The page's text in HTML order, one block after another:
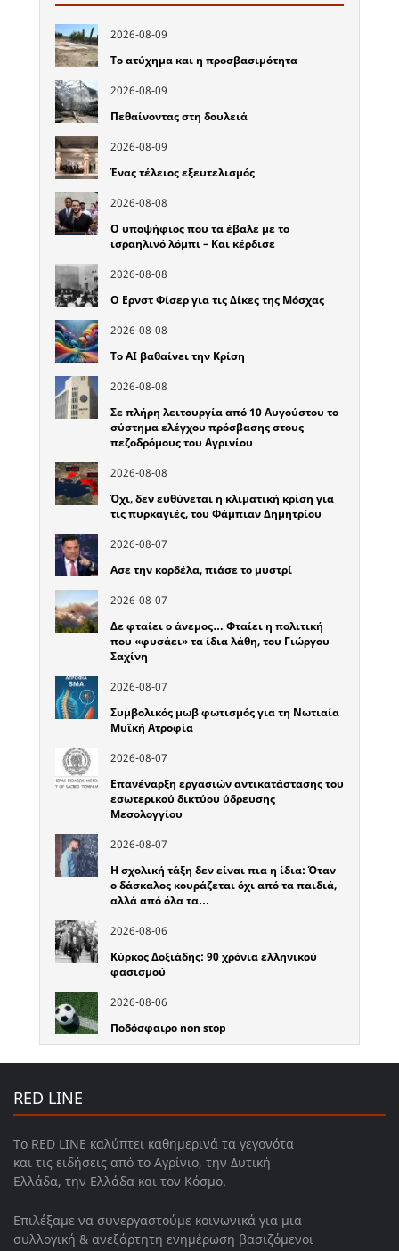
2026-08-09
Το ατύχημα και η προσβασιμότητα
2026-08-09
Πεθαίνοντας στη δουλειά
2026-08-09
Ένας τέλειος εξευτελισμός
2026-08-08
Ο υποψήφιος που τα έβαλε με το
ισραηλινό λόμπι – Και κέρδισε
2026-08-08
Ο Ερνστ Φίσερ για τις Δίκες της Μόσχας
2026-08-08
Το ΑΙ βαθαίνει την Κρίση
2026-08-08
Σε πλήρη λειτουργία από 10 Αυγούστου το
σύστημα ελέγχου πρόσβασης στους
πεζοδρόμους του Αγρινίου
2026-08-08
Όχι, δεν ευθύνεται η κλιματική κρίση για
τις πυρκαγιές, του Φάμπιαν Δημητρίου
2026-08-07
Ασε την κορδέλα, πιάσε το μυστρί
2026-08-07
Δε φταίει ο άνεμος… Φταίει η πολιτική
που «φυσάει» τα ίδια λάθη, του Γιώργου
Σαχίνη
2026-08-07
Συμβολικός μωβ φωτισμός για τη Νωτιαία
Μυϊκή Ατροφία
2026-08-07
Επανέναρξη εργασιών αντικατάστασης του
εσωτερικού δικτύου ύδρευσης
Μεσολογγίου
2026-08-07
Η σχολική τάξη δεν είναι πια η ίδια: Όταν
ο δάσκαλος κουράζεται όχι από τα παιδιά,
αλλά από όλα τα…
2026-08-06
Κύρκος Δοξιάδης: 90 χρόνια ελληνικού
φασισμού
2026-08-06
Ποδόσφαιρο non stop
RED LINE
Το RED LINE καλύπτει καθημερινά τα γεγονότα
και τις ειδήσεις από το Αγρίνιο, την Δυτική
Ελλάδα, την Ελλάδα και τον Κόσμο.
Επιλέξαμε να συνεργαστούμε κοινωνικά για μια
συλλογική & ανεξάρτητη ενημέρωση βασιζόμενοι